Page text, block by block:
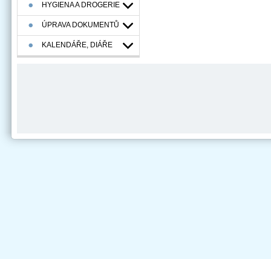
HYGIENA A DROGERIE
ÚPRAVA DOKUMENTŮ
KALENDÁŘE, DIÁŘE